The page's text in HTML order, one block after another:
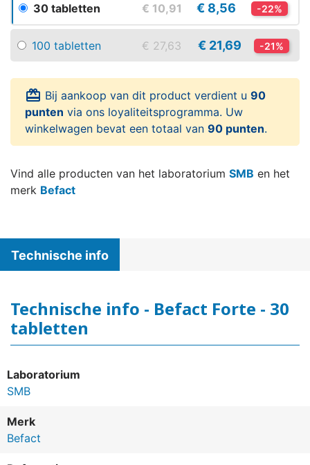
30 tabletten € 10,91 € 8,56 -22%
100 tabletten € 27,63 € 21,69 -21%
card_giftcard Bij aankoop van dit product verdient u 90
punten via ons loyaliteitsprogramma. Uw
winkelwagen bevat een totaal van 90 punten.
Vind alle producten van het laboratorium SMB en het
merk Befact
Technische info
Technische info - Befact Forte - 30
tabletten
Laboratorium
SMB
Merk
Befact